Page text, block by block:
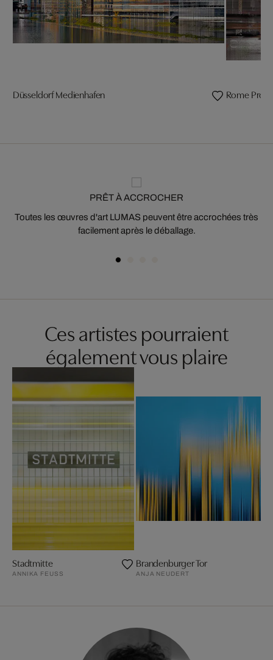
Düsseldorf Medienhafen Rome
PRÊT À ACCROCHER
Toutes les œuvres d'art LUMAS peuvent être accrochées très
facilement après le déballage.
Ces artistes pourraient
également vous plaire
Stadtmitte
ANNIKA FEUSS
Brandenburger Tor
ANJA NEUDERT